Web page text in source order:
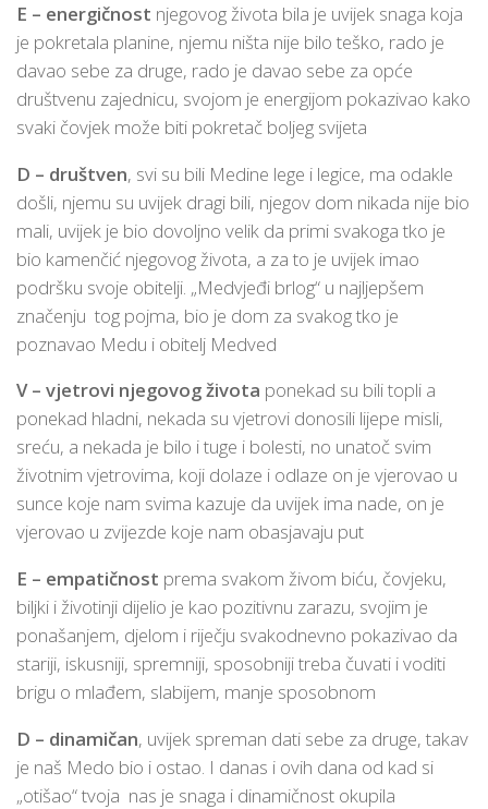
E – energičnost njegovog života bila je uvijek snaga koja
je pokretala planine, njemu ništa nije bilo teško, rado je
davao sebe za druge, rado je davao sebe za opće
društvenu zajednicu, svojom je energijom pokazivao kako
svaki čovjek može biti pokretač boljeg svijeta
D – društven, svi su bili Medine lege i legice, ma odakle
došli, njemu su uvijek dragi bili, njegov dom nikada nije bio
mali, uvijek je bio dovoljno velik da primi svakoga tko je
bio kamenčić njegovog života, a za to je uvijek imao
podršku svoje obitelji. „Medvjeđi brlog“ u najljepšem
značenju tog pojma, bio je dom za svakog tko je
poznavao Medu i obitelj Medved
V – vjetrovi njegovog života ponekad su bili topli a
ponekad hladni, nekada su vjetrovi donosili lijepe misli,
sreću, a nekada je bilo i tuge i bolesti, no unatoč svim
životnim vjetrovima, koji dolaze i odlaze on je vjerovao u
sunce koje nam svima kazuje da uvijek ima nade, on je
vjerovao u zvijezde koje nam obasjavaju put
E – empatičnost prema svakom živom biću, čovjeku,
biljki i životinji dijelio je kao pozitivnu zarazu, svojim je
ponašanjem, djelom i riječju svakodnevno pokazivao da
stariji, iskusniji, spremniji, sposobniji treba čuvati i voditi
brigu o mlađem, slabijem, manje sposobnom
D – dinamičan, uvijek spreman dati sebe za druge, takav
je naš Medo bio i ostao. I danas i ovih dana od kad si
„otišao“ tvoja nas je snaga i dinamičnost okupila